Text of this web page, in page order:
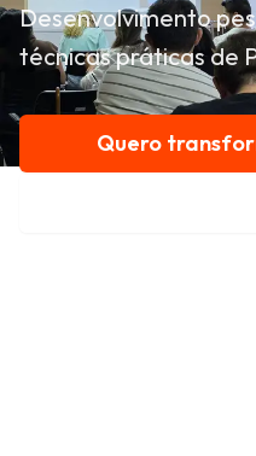
Desenvolvimento
técnicas práticas de
Quero